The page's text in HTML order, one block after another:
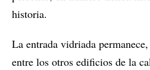
historia.
La entrada vidriada
entre los otros edificios de la